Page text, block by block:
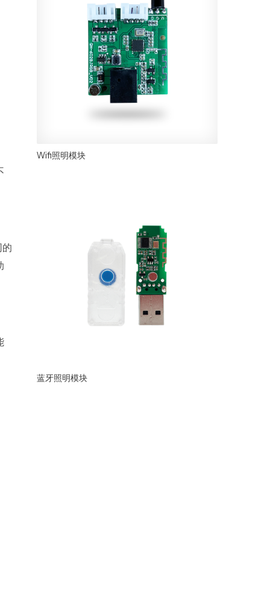
Wifi照明模块
蓝牙照明模块